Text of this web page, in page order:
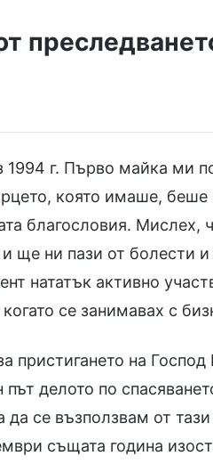
1994 г. Първо майка ми
която имаше, беше
благословия. Мислех,
ще ни пази от болести
нататък активно
се занимавах с
пристигането на
делото по
да се възползвам от
същата година